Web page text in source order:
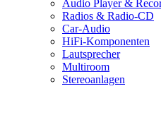
Audio Player &
Radios & Radio-CD
Car-Audio
HiFi-Komponenten
Lautsprecher
Multiroom
Stereoanlagen